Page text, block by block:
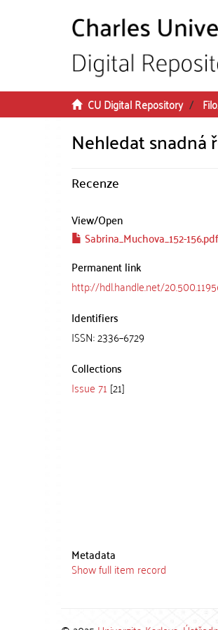
CU Digital Repository
Nehledat snadná
Recenze
View/Open
Sabrina_Muchova_152-
Permanent link
http://hdl.handle.net/
Identifiers
ISSN: 2336–6729
Collections
Issue 71 [21]
Metadata
Show full item record